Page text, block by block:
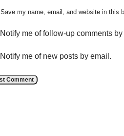
Save my name, email, and website in this
Notify me of follow-up comments
Notify me of new posts by email.